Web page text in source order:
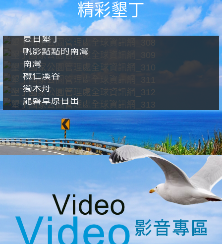
精彩墾丁
夏日墾丁
帆影點點的南灣
南灣
欖仁溪谷
獨木舟
龍磐草原日出